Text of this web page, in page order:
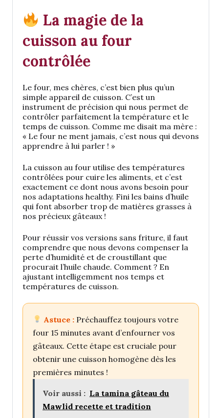
La magie de la
cuisson au four
contrôlée
Le four, mes chères, c’est bien plus qu’un
simple appareil de cuisson. C’est un
instrument de précision qui nous permet de
contrôler parfaitement la température et le
temps de cuisson. Comme me disait ma mère :
« Le four ne ment jamais, c’est nous qui devons
apprendre à lui parler ! »
La cuisson au four utilise des températures
contrôlées pour cuire les aliments, et c’est
exactement ce dont nous avons besoin pour
nos adaptations healthy. Fini les bains d’huile
qui font absorber trop de matières grasses à
nos précieux gâteaux !
Pour réussir vos versions sans friture, il faut
comprendre que nous devons compenser la
perte d’humidité et de croustillant que
procurait l’huile chaude. Comment ? En
ajustant intelligemment nos temps et
températures de cuisson.
Astuce : Préchauffez toujours votre
four 15 minutes avant d’enfourner vos
gâteaux. Cette étape est cruciale pour
obtenir une cuisson homogène dès les
premières minutes !
Voir aussi : La tamina gâteau du
Mawlid recette et tradition